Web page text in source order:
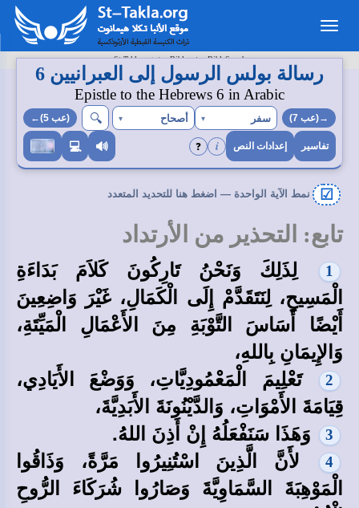
Toggle
navigation
St-Takla.org> Bibles> BibleSearch
تفاسير إعدادات النص i
❓
→(عب 7)
رسالة بولس الرسول إلى العبرانيين 6
(عب 5)←
Epistle to the Hebrews 6 in Arabic
سفر ▾ أصحاح ▾
🔍︎
🔊
💻
☑ نمط الآية الواحدة — اضغط هنا للتحديد المتعدد
تابع: التحذير من الأرتداد
1
لِذَلِكَ وَنَحْنُ تَارِكُونَ كَلاَمَ بَدَاءَةِ
الْمَسِيحِ، لِنَتَقَدَّمْ إِلَى الْكَمَالِ، غَيْرَ وَاضِعِينَ
أَيْضًا أَسَاسَ التَّوْبَةِ مِنَ الأَعْمَالِ الْمَيِّتَةِ،
وَالإِيمَانِ بِاللهِ،
2
تَعْلِيمَ الْمَعْمُودِيَّاتِ، وَوَضْعَ الأَيَادِي،
قِيَامَةَ الأَمْوَاتِ، وَالدَّيْنُونَةَ الأَبَدِيَّةَ،
3 وَهَذَا سَنَفْعَلُهُ إِنْ أَذِنَ اللهُ.
4
لأَنَّ الَّذِينَ اسْتُنِيرُوا مَرَّةً، وَذَاقُوا
الْمَوْهِبَةَ السَّمَاوِيَّةَ وَصَارُوا شُرَكَاءَ الرُّوحِ